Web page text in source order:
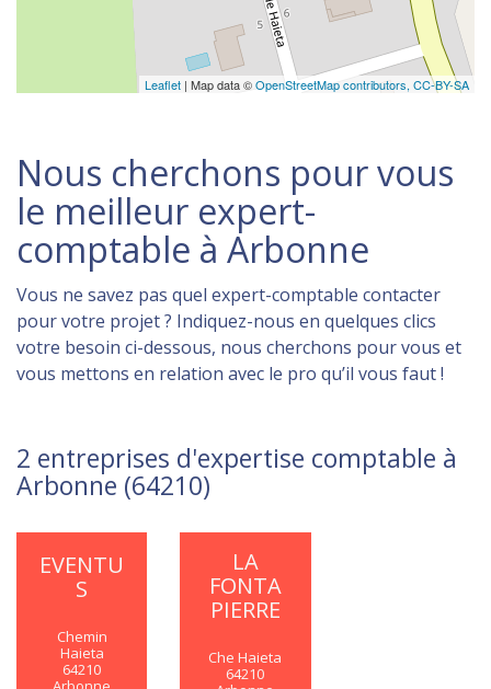
Leaflet | Map data ©OpenStreetMap contributors, CC-BY-SA
Nous cherchons pour vous
le meilleur expert-
comptable à Arbonne
Vous ne savez pas quel expert-comptable contacter
pour votre projet ? Indiquez-nous en quelques clics
votre besoin ci-dessous, nous cherchons pour vous et
vous mettons en relation avec le pro qu’il vous faut !
2 entreprises d'expertise comptable à
Arbonne (64210)
EVENTU
S
Chemin
Haieta
64210
LA
FONTA
PIERRE
Che Haieta
64210